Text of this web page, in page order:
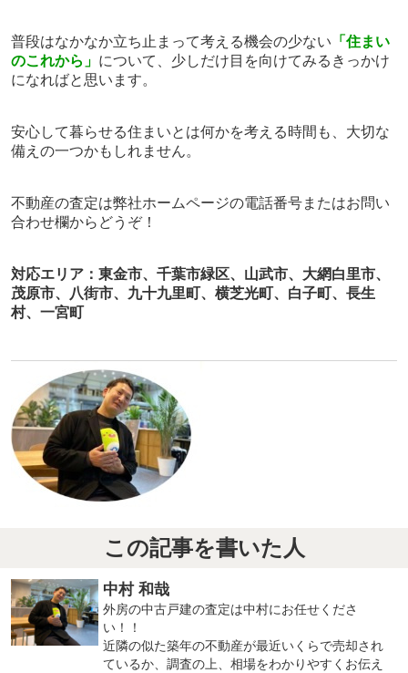
普段はなかなか立ち止まって考える機会の少ない 「住まい
のこれから」 について、少しだけ目を向けてみるきっかけ
になればと思います。
安心して暮らせる住まいとは何かを考える時間も、大切な
備えの一つかもしれません。
不動産の査定は弊社ホームページの電話番号またはお問い
合わせ欄から どうぞ！
対応エリア：東金市、千葉市緑区、山武市、大網白里市、
茂原市、八街市、九十九里町、横芝光町、白子町、長生
村、一宮町
この記事を書いた人
中村 和哉
外房の中古戸建の査定は中村にお任せくださ
い！！
近隣の似た築年の不動産が最近いくらで売却され
ているか、調査の上、相場をわかりやすくお伝え